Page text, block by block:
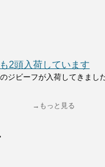
2頭入荷しています
ジビーフが入荷してきまし
→もっと見る